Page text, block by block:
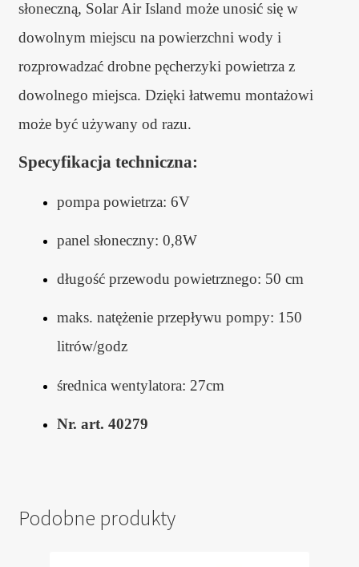
słoneczną, Solar Air Island może unosić się w
dowolnym miejscu na powierzchni wody i
rozprowadzać drobne pęcherzyki powietrza z
dowolnego miejsca. Dzięki łatwemu montażowi
może być używany od razu.
Specyfikacja techniczna:
pompa powietrza: 6V
panel słoneczny: 0,8W
długość przewodu powietrznego: 50 cm
maks. natężenie przepływu pompy: 150
litrów/godz
średnica wentylatora: 27cm
Nr. art. 40279
Podobne produkty